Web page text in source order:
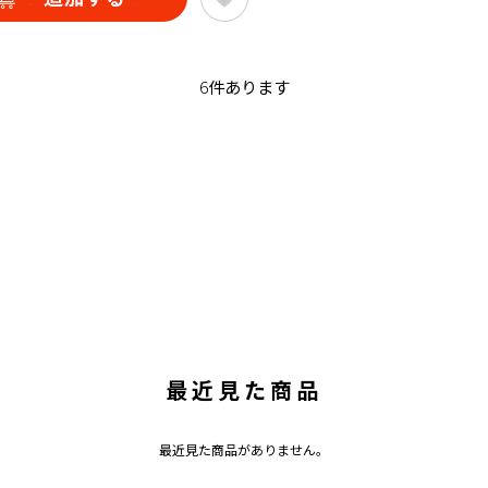
6件あります
最近見た商品
最近見た商品がありません。